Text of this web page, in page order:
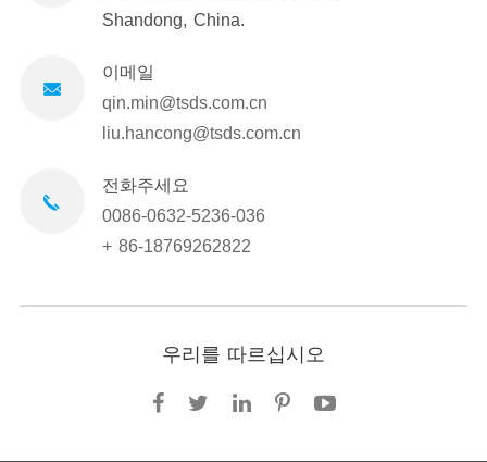
Shandong, China.
이메일
qin.min@tsds.com.cn
liu.hancong@tsds.com.cn
전화주세요
0086-0632-5236-036
+ 86-18769262822
우리를 따르십시오